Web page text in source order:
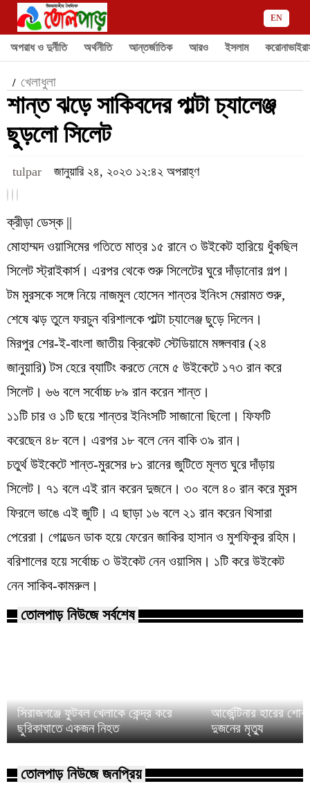
EN
অপরাধ ও দুর্নীতি অর্থনীতি আন্তর্জাতিক আরও ইসলাম
/ খেলাধুলা
শান্ত ঝড়ে সাকিবদের পাল্টা চ্যালেঞ্জ
ছুড়লো সিলেট
tulpar জানুয়ারি ২৪, ২০২৩ ১২:৪২ অপরাহ্ণ
ক্রীড়া ডেস্ক ||
মোহাম্মদ ওয়াসিমের গতিতে মাত্র ১৫ রানে ৩ উইকেট হারিয়ে ধুঁকছিল
সিলেট স্ট্রাইকার্স। এরপর থেকে শুরু সিলেটের ঘুরে দাঁড়ানোর গল্প।
টম মুরসকে সঙ্গে নিয়ে নাজমুল হোসেন শান্তর ইনিংস মেরামত শুরু,
শেষে ঝড় তুলে ফরচুন বরিশালকে পাল্টা চ্যালেঞ্জ ছুড়ে দিলেন।
মিরপুর শের-ই-বাংলা জাতীয় ক্রিকেট স্টেডিয়ামে মঙ্গলবার (২৪
জানুয়ারি) টস হেরে ব্যাটিং করতে নেমে ৫ উইকেটে ১৭৩ রান করে
সিলেট। ৬৬ বলে সর্বোচ্চ ৮৯ রান করেন শান্ত।
১১টি চার ও ১টি ছয়ে শান্তর ইনিংসটি সাজানো ছিলো। ফিফটি
করেছেন ৪৮ বলে। এরপর ১৮ বলে নেন বাকি ৩৯ রান।
চতুর্থ উইকেটে শান্ত-মুরসের ৮১ রানের জুটিতে মূলত ঘুরে দাঁড়ায়
সিলেট। ৭১ বলে এই রান করেন দুজনে। ৩০ বলে ৪০ রান করে মুরস
ফিরলে ভাঙে এই জুটি। এ ছাড়া ১৬ বলে ২১ রান করেন থিসারা
পেরেরা। গোল্ডেন ডাক হয়ে ফেরেন জাকির হাসান ও মুশফিকুর রহিম।
বরিশালের হয়ে সর্বোচ্চ ৩ উইকেট নেন ওয়াসিম। ১টি করে উইকেট
নেন সাকিব-কামরুল।
তোলপাড় নিউজে সর্বশেষ
সিরাজগঞ্জে ফুটবল খেলাকে কেন্দ্র করে
ছুরিকাঘাতে একজন নিহত
আর্জেন্টিনার হারের
দুজনের মৃত্যু
তোলপাড় নিউজে জনপ্রিয়